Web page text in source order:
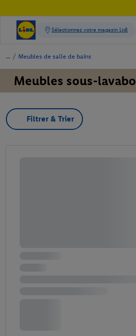
/ Meubles de salle de bains
Meubles sous-lavabo
Filtrer & Trier